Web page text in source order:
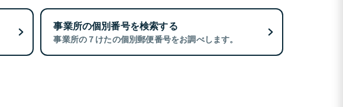
事業所の個別番号を検索する
事業所の７けたの個別郵便番号をお調べします。